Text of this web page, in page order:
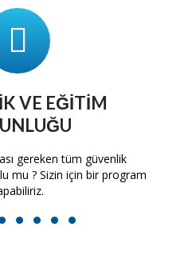
VE EĞITIM
gereken tüm güvenlik
mu ? Sizin için bir program
3 4 5 6 7